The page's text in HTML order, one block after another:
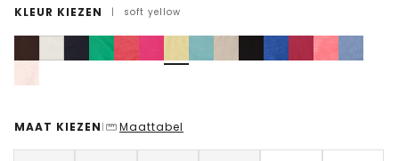
KLEUR KIEZEN | soft yellow
MAAT KIEZEN | Maattabel